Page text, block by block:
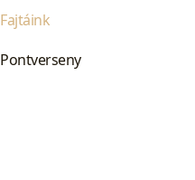
Fajtáink
Pontverseny